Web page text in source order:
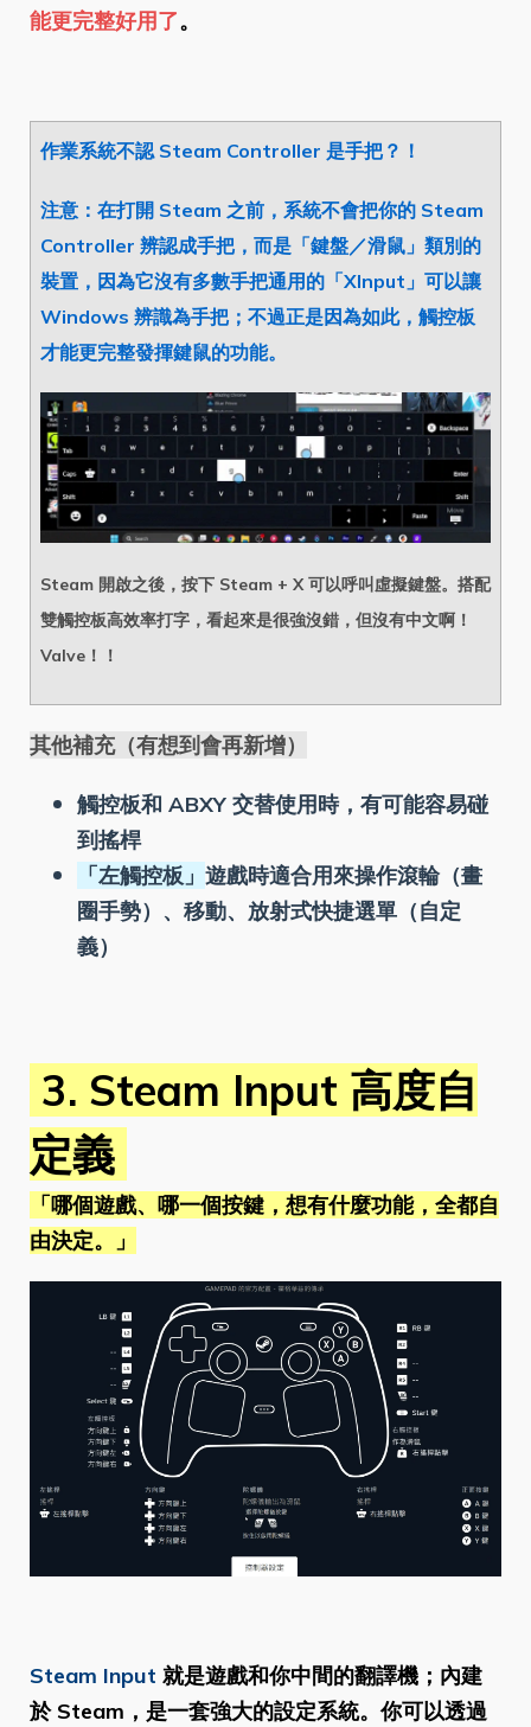
能更完整好用了。
作業系統不認 Steam Controller 是手把？！
注意：在打開 Steam 之前，系統不會把你的 Steam
Controller 辨認成手把，而是「鍵盤／滑鼠」類別的
裝置，因為它沒有多數手把通用的「XInput」可以讓
Windows 辨識為手把；不過正是因為如此，觸控板
才能更完整發揮鍵鼠的功能。
Steam 開啟之後，按下 Steam + X 可以呼叫虛擬鍵盤。搭配
雙觸控板高效率打字，看起來是很強沒錯，但沒有中文啊！
Valve！！
其他補充（有想到會再新增）
觸控板和 ABXY 交替使用時，有可能容易碰
到搖桿
「左觸控板」 遊戲時適合用來操作滾輪（畫
圈手勢）、移動、放射式快捷選單（自定
義）
3. Steam Input 高度自
定義
「哪個遊戲、哪一個按鍵，想有什麼功能，全都自
由決定。」
Steam Input 就是遊戲和你中間的翻譯機；內建
於 Steam，是一套強大的設定系統。你可以透過